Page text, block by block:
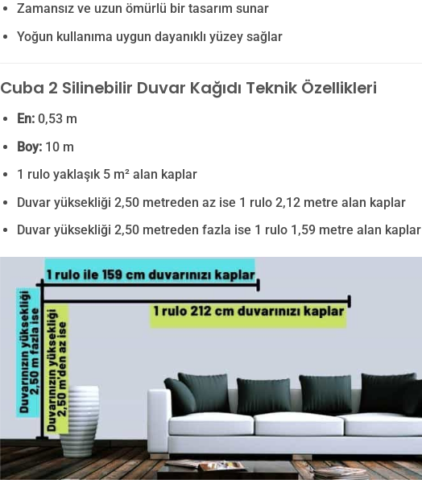
Zamansız ve uzun ömürlü bir tasarım sunar
Yoğun kullanıma uygun dayanıklı yüzey sağlar
Cuba 2 Silinebilir Duvar Kağıdı Teknik Özellikleri
En:0,53 m
Boy:10 m
1 rulo yaklaşık 5 m² alan kaplar
Duvar yüksekliği 2,50 metreden az ise 1 rulo 2,12 metre alan kaplar
Duvar yüksekliği 2,50 metreden fazla ise 1 rulo 1,59 metre alan kaplar